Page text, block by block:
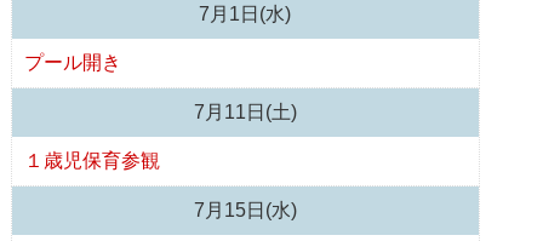
7月1日(水)
プール開き
7月11日(土)
１歳児保育参観
7月15日(水)